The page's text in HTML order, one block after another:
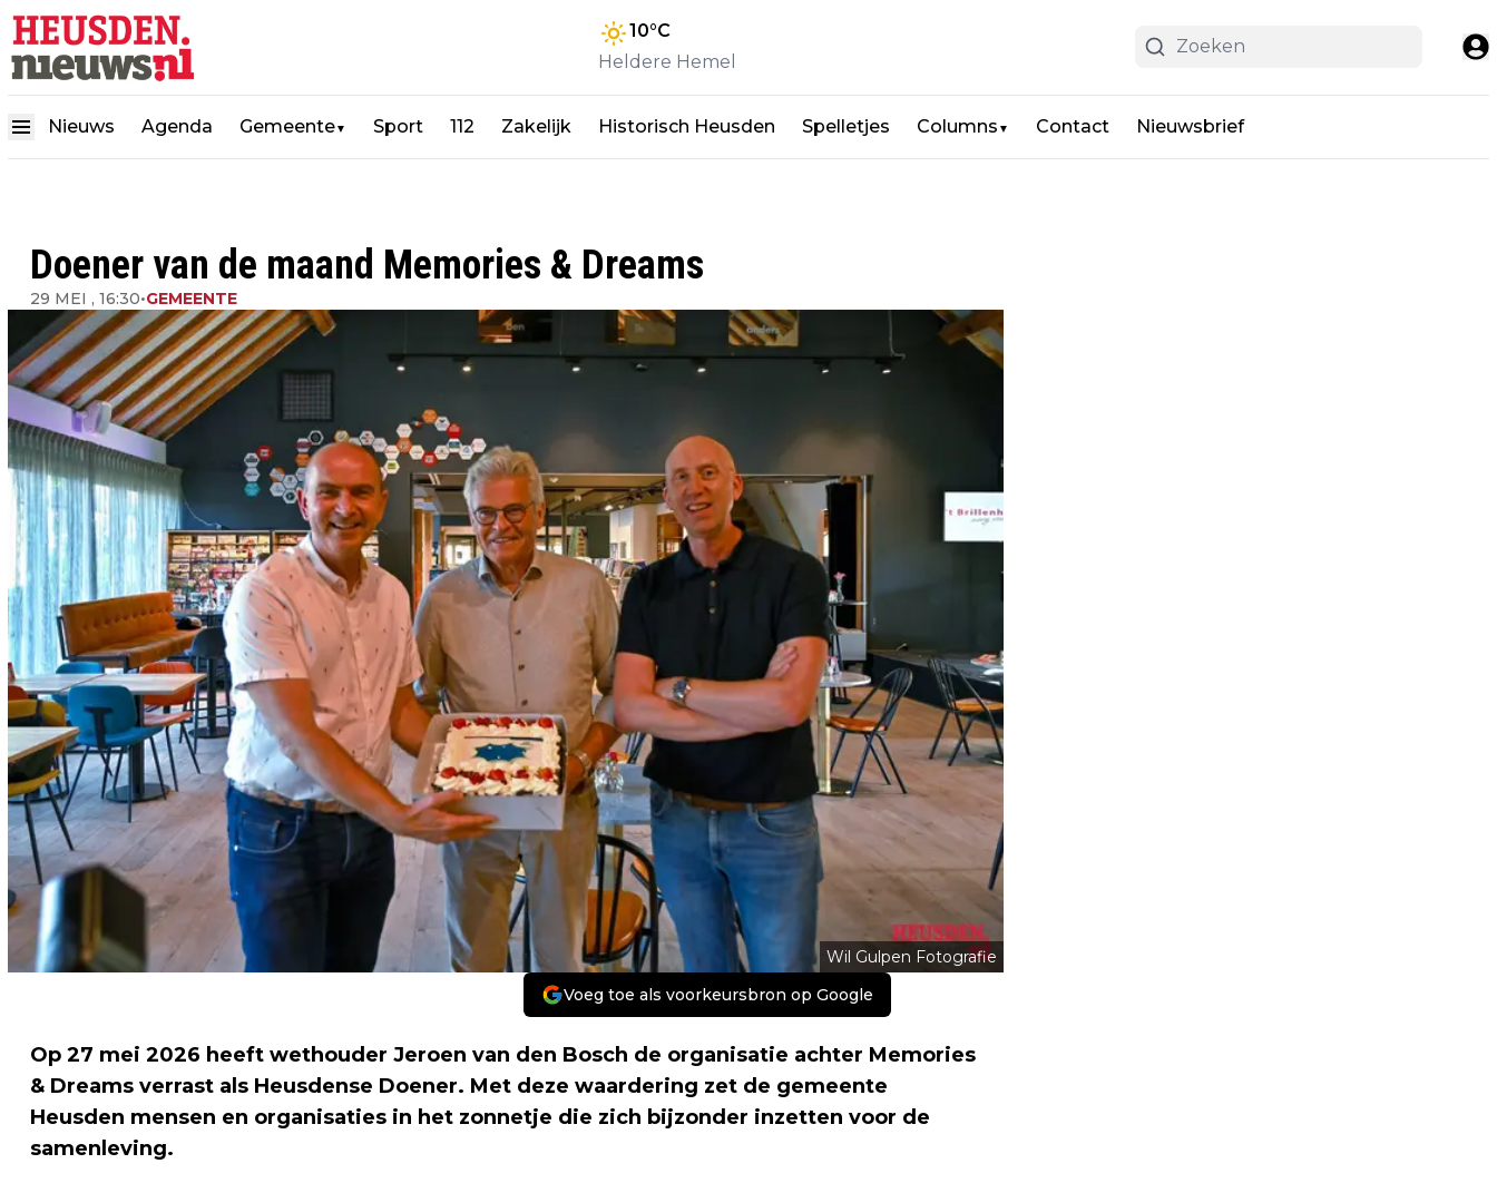
10°C
Heldere Hemel
Nieuws Agenda Gemeente▼ Sport 112 Zakelijk Historisch Heusden Spelletjes Columns ▼ Contact Nieuwsbrief
Doener van de maand Memories & Dreams
29 MEI , 16:30•GEMEENTE
Wil Gulpen Fotografie
Voeg toe als voorkeursbron op Google
Op 27 mei 2026 heeft wethouder Jeroen van den Bosch de organisatie achter Memories
& Dreams verrast als Heusdense Doener. Met deze waardering zet de gemeente
Heusden mensen en organisaties in het zonnetje die zich bijzonder inzetten voor de
samenleving.